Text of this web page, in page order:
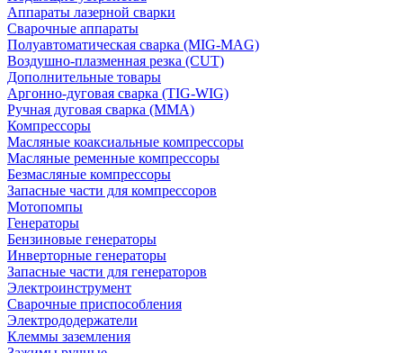
Аппараты лазерной сварки
Сварочные аппараты
Полуавтоматическая сварка (MIG-MAG)
Воздушно-плазменная резка (CUT)
Дополнительные товары
Аргонно-дуговая сварка (TIG-WIG)
Ручная дуговая сварка (MMA)
Компрессоры
Масляные коаксиальные компрессоры
Масляные ременные компрессоры
Безмасляные компрессоры
Запасные части для компрессоров
Мотопомпы
Генераторы
Бензиновые генераторы
Инверторные генераторы
Запасные части для генераторов
Электроинструмент
Сварочные приспособления
Электрододержатели
Клеммы заземления